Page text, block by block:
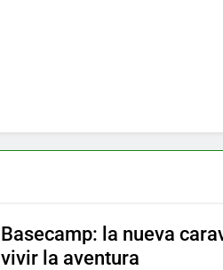
Basecamp: la nueva
vivir la aventura